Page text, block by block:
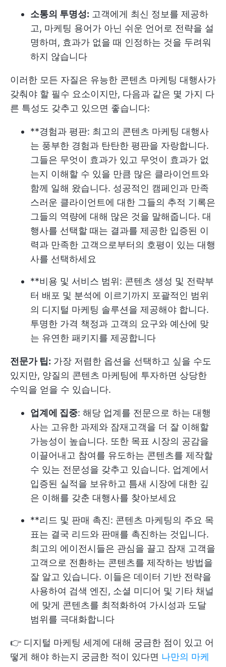
소통의 투명성: 고객에게 최신 정보를 제공하
고, 마케팅 용어가 아닌 쉬운 언어로 전략을 설
명하며, 효과가 없을 때 인정하는 것을 두려워
하지 않습니다
이러한 모든 자질은 유능한 콘텐츠 마케팅 대행사가
갖춰야 할 필수 요소이지만, 다음과 같은 몇 가지 다
른 특성도 갖추고 있으면 좋습니다:
**경험과 평판: 최고의 콘텐츠 마케팅 대행사
는 풍부한 경험과 탄탄한 평판을 자랑합니다.
그들은 무엇이 효과가 있고 무엇이 효과가 없
는지 이해할 수 있을 만큼 많은 클라이언트와
함께 일해 왔습니다. 성공적인 캠페인과 만족
스러운 클라이언트에 대한 그들의 추적 기록은
그들의 역량에 대해 많은 것을 말해줍니다. 대
행사를 선택할 때는 결과를 제공한 입증된 이
력과 만족한 고객으로부터의 호평이 있는 대행
사를 선택하세요
**비용 및 서비스 범위: 콘텐츠 생성 및 전략부
터 배포 및 분석에 이르기까지 포괄적인 범위
의 디지털 마케팅 솔루션을 제공해야 합니다.
투명한 가격 책정과 고객의 요구와 예산에 맞
는 유연한 패키지를 제공합니다
전문가 팁: 가장 저렴한 옵션을 선택하고 싶을 수도
있지만, 양질의 콘텐츠 마케팅에 투자하면 상당한
수익을 얻을 수 있습니다.
업계에 집중: 해당 업계를 전문으로 하는 대행
사는 고유한 과제와 잠재고객을 더 잘 이해할
가능성이 높습니다. 또한 목표 시장의 공감을
이끌어내고 참여를 유도하는 콘텐츠를 제작할
수 있는 전문성을 갖추고 있습니다. 업계에서
입증된 실적을 보유하고 틈새 시장에 대한 깊
은 이해를 갖춘 대행사를 찾아보세요
**리드 및 판매 촉진: 콘텐츠 마케팅의 주요 목
표는 결국 리드와 판매를 촉진하는 것입니다.
최고의 에이전시들은 관심을 끌고 잠재 고객을
고객으로 전환하는 콘텐츠를 제작하는 방법을
잘 알고 있습니다. 이들은 데이터 기반 전략을
사용하여 검색 엔진, 소셜 미디어 및 기타 채널
에 맞게 콘텐츠를 최적화하여 가시성과 도달
범위를 극대화합니다
👉 디지털 마케팅 세계에 대해 궁금한 점이 있고 어
떻게 해야 하는지 궁금한 적이 있다면 나만의 마케